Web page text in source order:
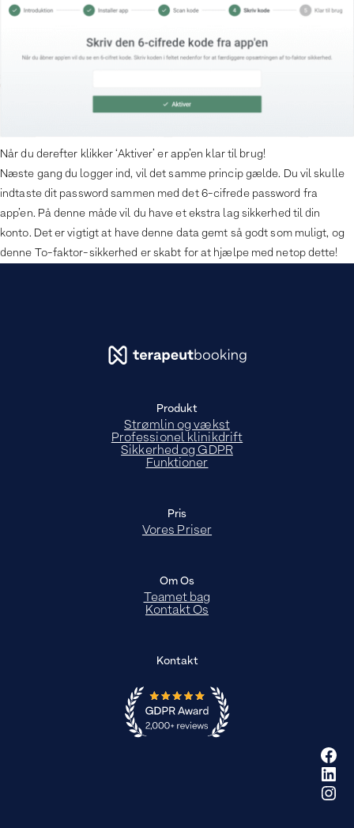
Når du derefter klikker ‘Aktiver’ er app’en klar til brug!
Næste gang du logger ind, vil det samme princip gælde. Du vil skulle
indtaste dit password sammen med det 6-cifrede password fra
app’en. På denne måde vil du have et ekstra lag sikkerhed til din
konto. Det er vigtigt at have denne data gemt så godt som muligt, og
denne To-faktor-sikkerhed er skabt for at hjælpe med netop dette!
Produkt
Strømlin og vækst
Professionel klinikdrift
Sikkerhed og GDPR
Funktioner
Pris
Vores Priser
Om Os
Teamet bag
Kontakt Os
Kontakt